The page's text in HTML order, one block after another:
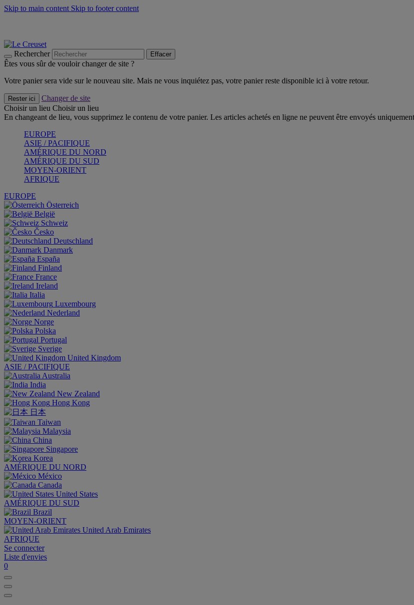
Skip to main content Skip to footer content
Rechercher Effacer
Êtes vous sûr de vouloir changer de site ?
Votre panier sera vide sur le nouveau site. Mais ne vous inquiétez pas, votre panier reste disponible ici à votre retour.
Rester ici
Changer de site
Choisir un lieu Choisir un lieu
En changeant de lieu, vous supprimez le contenu de votre panier. Les articles achetés en ligne ne peuvent être envoyés
EUROPE
ASIE / PACIFIQUE
AMÉRIQUE DU NORD
AMÉRIQUE DU SUD
MOYEN-ORIENT
AFRIQUE
EUROPE
Österreich
België
Schweiz
Česko
Deutschland
Danmark
España
Finland
France
Ireland
Italia
Luxembourg
Nederland
Norge
Polska
Portugal
Sverige
United Kingdom
ASIE / PACIFIQUE
Australia
India
New Zealand
Hong Kong
日本
Taiwan
Malaysia
China
Singapore
Korea
AMÉRIQUE DU NORD
México
Canada
United States
AMÉRIQUE DU SUD
Brazil
MOYEN-ORIENT
United Arab Emirates
AFRIQUE
Se connecter
Liste d'envies
0